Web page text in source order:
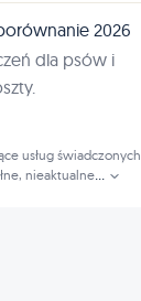
2026
dla psów i
usług świadczonych
nieaktualne...